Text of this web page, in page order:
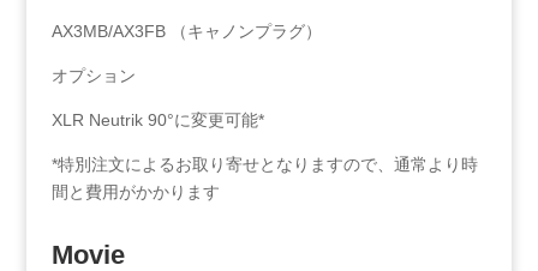
AX3MB/AX3FB （キャノンプラグ）
オプション
XLR Neutrik 90°に変更可能*
*特別注文によるお取り寄せとなりますので、通常より時
間と費用がかかります
Movie